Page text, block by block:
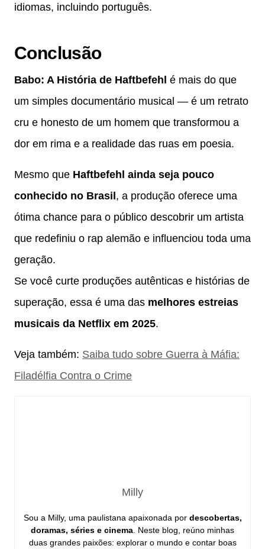
idiomas, incluindo português.
Conclusão
Babo: A História de Haftbefehl é mais do que
um simples documentário musical — é um retrato
cru e honesto de um homem que transformou a
dor em rima e a realidade das ruas em poesia.
Mesmo que Haftbefehl ainda seja pouco
conhecido no Brasil, a produção oferece uma
ótima chance para o público descobrir um artista
que redefiniu o rap alemão e influenciou toda uma
geração.
Se você curte produções autênticas e histórias de
superação, essa é uma das melhores estreias
musicais da Netflix em 2025.
Veja também: Saiba tudo sobre Guerra à Máfia:
Filadélfia Contra o Crime
Milly
Sou a Milly, uma paulistana apaixonada por descobertas,
doramas, séries e cinema . Neste blog, reúno minhas
duas grandes paixões: explorar o mundo e contar boas